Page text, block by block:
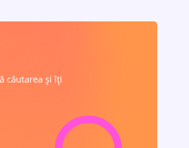
căutarea și îți